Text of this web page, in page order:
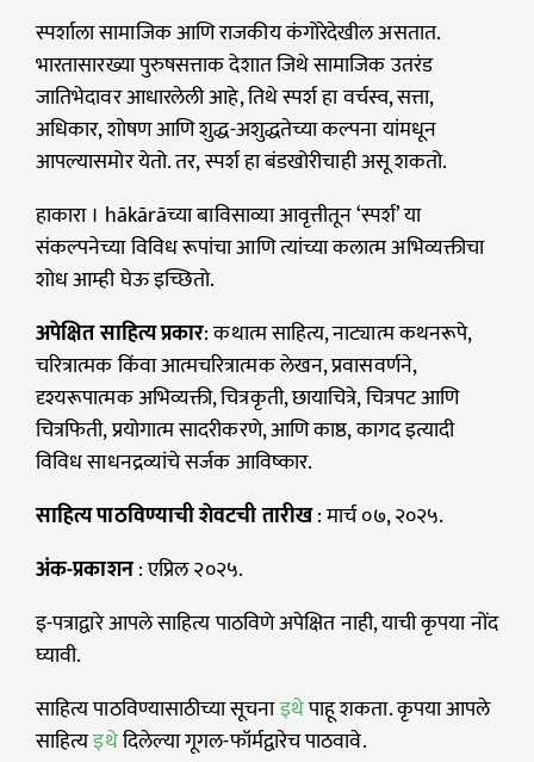
स्पर्शाला सामाजिक आणि राजकीय कंगोरेदेखील असतात.
भारतासारख्या पुरुषसत्ताक देशात जिथे सामाजिक उतरंड
जातिभेदावर आधारलेली आहे, तिथे स्पर्श हा वर्चस्व, सत्ता,
अधिकार, शोषण आणि शुद्ध-अशुद्धतेच्या कल्पना यांमधून
आपल्यासमोर येतो. तर, स्पर्श हा बंडखोरीचाही असू शकतो.
हाकारा । hākārāच्या बाविसाव्या आवृत्तीतून ‘स्पर्श’ या
संकल्पनेच्या विविध रूपांचा आणि त्यांच्या कलात्म अभिव्यक्तीचा
शोध आम्ही घेऊ इच्छितो.
अपेक्षित साहित्य प्रकार: कथात्म साहित्य, नाट्यात्म कथनरूपे,
चरित्रात्मक किंवा आत्मचरित्रात्मक लेखन, प्रवासवर्णने,
दृश्यरूपात्मक अभिव्यक्ती, चित्रकृती, छायाचित्रे, चित्रपट आणि
चित्रफिती, प्रयोगात्म सादरीकरणे, आणि काष्ठ, कागद इत्यादी
विविध साधनद्रव्यांचे सर्जक आविष्कार.
साहित्य पाठविण्याची शेवटची तारीख: मार्च ०७, २०२५.
अंक-प्रकाशन: एप्रिल २०२५.
इ-पत्राद्वारे आपले साहित्य पाठविणे अपेक्षित नाही, याची कृपया नोंद
घ्यावी.
साहित्य पाठविण्यासाठीच्या सूचनाइथेपाहू शकता. कृपया आपले
साहित्यइथेदिलेल्या गूगल-फॉर्मद्वारेच पाठवावे.